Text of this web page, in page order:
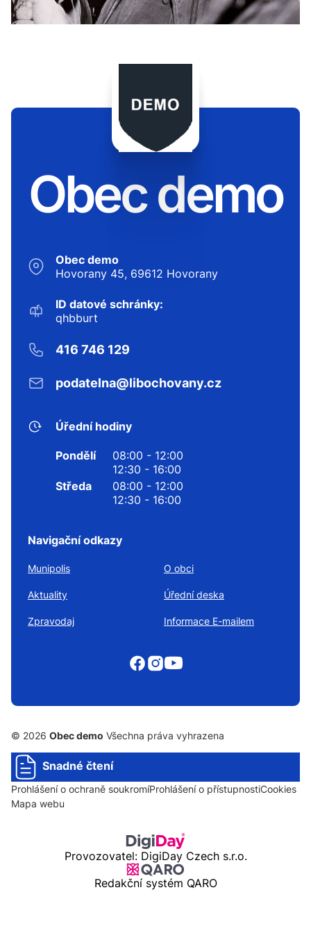
Obec demo
Obec demo
Hovorany 45, 69612 Hovorany
ID datové schránky:
qhbburt
416 746 129
podatelna@libochovany.cz
Úřední hodiny
Pondělí
08:00 - 12:00
12:30 - 16:00
Středa
08:00 - 12:00
12:30 - 16:00
Navigační odkazy
Munipolis O obci
Aktuality Úřední deska
Zpravodaj Informace E-mailem
© 2026 Obec demo Všechna práva vyhrazena
Snadné čtení
Prohlášení o ochraně soukromíProhlášení o přístupnostiCookies
Mapa webu
Provozovatel: DigiDay Czech s.r.o.
Redakční systém QARO